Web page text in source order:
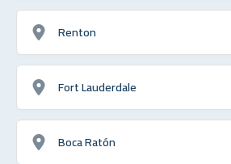
Renton
Fort Lauderdale
Boca Ratón